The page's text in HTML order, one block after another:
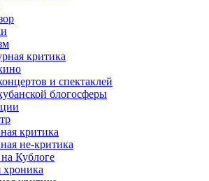
критика
и спектаклей
блогосферы
критика
не-критика
Кублоге
хроника